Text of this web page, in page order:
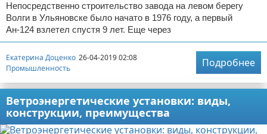
Непосредственно строительство завода на левом берегу
Волги в Ульяновске было начато в 1976 году, а первый
Ан-124 взлетел спустя 9 лет. Еще через
Екатерина Доценко 26-04-2019 02:08
Промышленность
Подробнее
Ветроэнергетические установки: виды,
конструкции, преимущества